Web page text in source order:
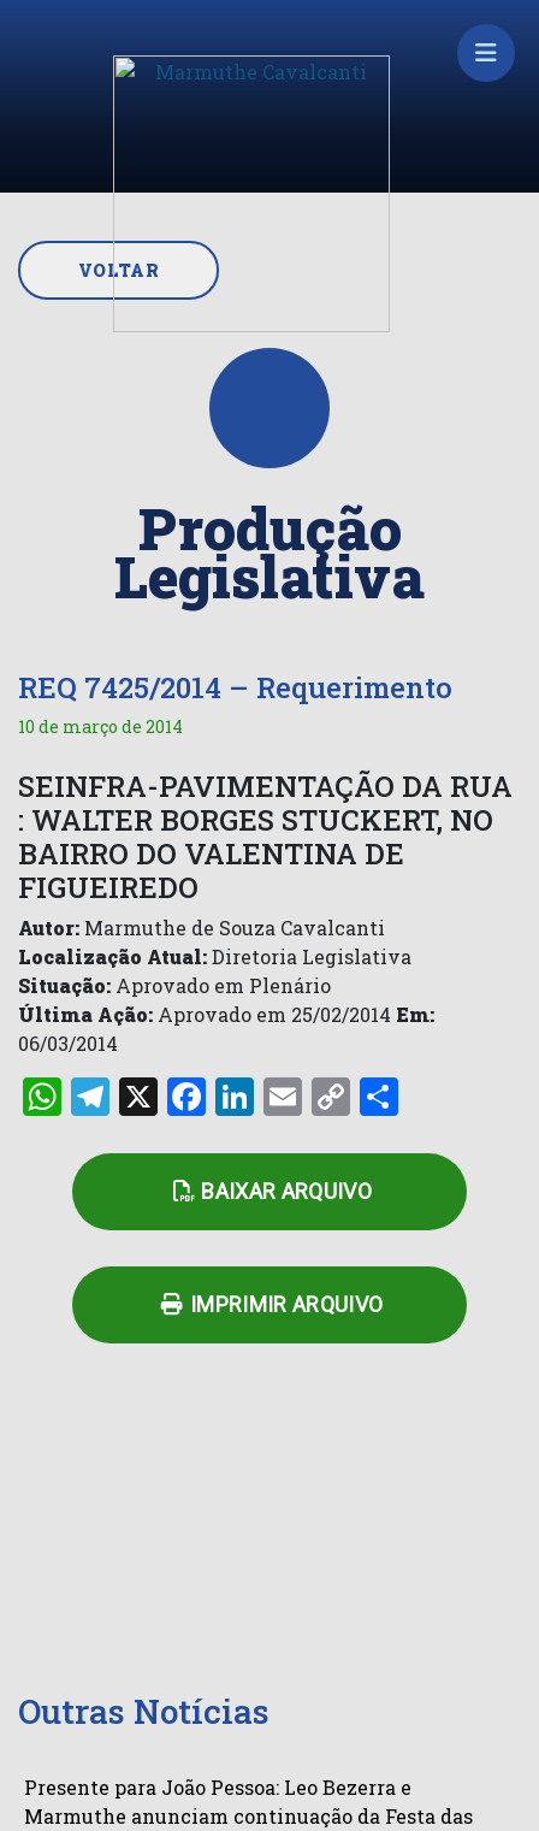
VOLTAR
Produção
Legislativa
REQ 7425/2014 – Requerimento
10 de março de 2014
SEINFRA-PAVIMENTAÇÃO DA RUA
: WALTER BORGES STUCKERT, NO
BAIRRO DO VALENTINA DE
FIGUEIREDO
Autor: Marmuthe de Souza Cavalcanti
Localização Atual:Diretoria Legislativa
Situação: Aprovado em Plenário
Última Ação: Aprovado em 25/02/2014 Em:
06/03/2014
WhatsApp
Telegram
X Facebook
LinkedIn
Email
Copy
BAIXAR ARQUIVO
IMPRIMIR ARQUIVO
Outras Notícias
Presente para João Pessoa: Leo Bezerra e
Marmuthe anunciam continuação da Festa das